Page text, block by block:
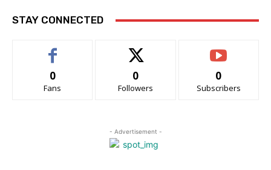
STAY CONNECTED
0
Fans
0
Followers
0
Subscribers
- Advertisement -